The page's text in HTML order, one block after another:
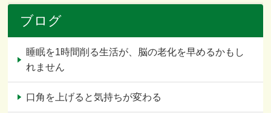
ブログ
睡眠を1時間削る生活が、脳の老化を早めるかもし
れません
口角を上げると気持ちが変わる